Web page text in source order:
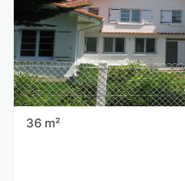
36 m²